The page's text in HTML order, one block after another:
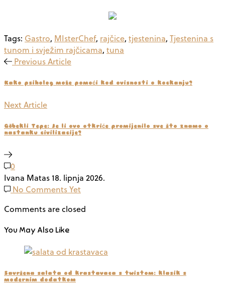
Tags: Gastro, MIsterChef, rajčice, tjestenina, Tjestenina s
tunom i svježim rajčicama, tuna
Previous Article
Kako psiholog može pomoći kod ovisnosti o kockanju?
Next Article
Göbekli Tepe: Je li ovo otkriće promijenilo sve što znamo o
nastanku civilizacije?
0
Ivana Matas18. lipnja 2026.
No Comments Yet
Comments are closed
You May Also Like
Savršena salata od krastavaca s twistom: klasik s
modernim dodatkom